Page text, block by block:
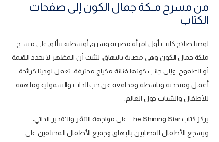
من مسرح ملكة جمال الكون إلى صفحات
الكتاب
لوجينا صلاح كانت أول امرأة مصرية وشرق أوسطية تتألق على مسرح
ملكة جمال الكون وهي مصابة بالبهاق، لتثبت أن المظهر لا يحدد القيمة
أو الطموح. وإلى جانب كونها فنانة مكياج محترفة، تعمل لوجينا كرائدة
أعمال ومتحدثة وناشطة ومدافعة عن حب الذات والشمولية وملهمة
للأطفال والشباب حول العالم.
يركز كتاب The Shining Star على مواجهة التنمّر والتقدير الذاتي،
ويشجع الأطفال المصابين بالبهاق وجميع الأطفال المختلفين على